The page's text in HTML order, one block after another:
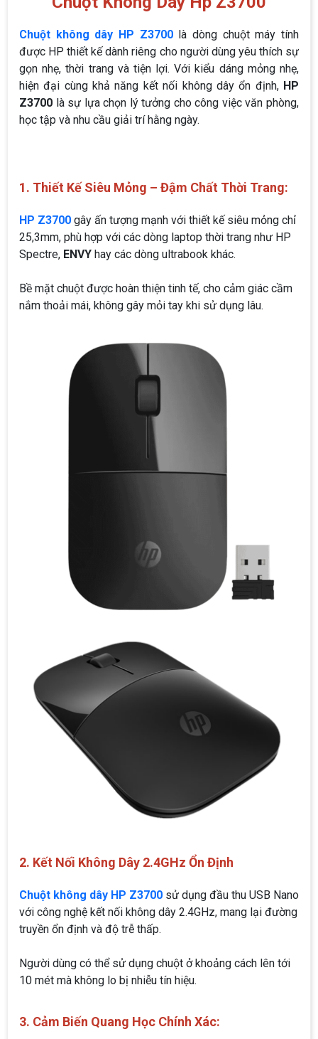
Chuột không dây HP Z3700là dòng chuột máy tính
được HP thiết kế dành riêng cho người dùng yêu thích sự
gọn nhẹ, thời trang và tiện lợi. Với kiểu dáng mỏng nhẹ,
hiện đại cùng khả năng kết nối không dây ổn định,HP
Z3700 là sự lựa chọn lý tưởng cho công việc văn phòng,
học tập và nhu cầu giải trí hằng ngày.
1. Thiết Kế Siêu Mỏng – Đậm Chất Thời Trang:
HP Z3700 gây ấn tượng mạnh với thiết kế siêu mỏng chỉ
25,3mm, phù hợp với các dòng laptop thời trang như HP
Spectre, ENVY hay các dòng ultrabook khác.
Bề mặt chuột được hoàn thiện tinh tế, cho cảm giác cầm
nắm thoải mái, không gây mỏi tay khi sử dụng lâu.
2. Kết Nối Không Dây 2.4GHz Ổn Định
Chuột không dây HP Z3700 sử dụng đầu thu USB Nano
với công nghệ kết nối không dây 2.4GHz, mang lại đường
truyền ổn định và độ trễ thấp.
Người dùng có thể sử dụng chuột ở khoảng cách lên tới
10 mét mà không lo bị nhiễu tín hiệu.
3. Cảm Biến Quang Học Chính Xác: